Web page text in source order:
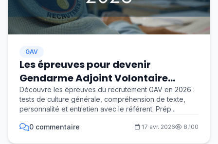
GAV
Les épreuves pour devenir
Gendarme Adjoint Volontaire
(GAV) en 2026
Découvre les épreuves du recrutement GAV en 2026 :
tests de culture générale, compréhension de texte,
personnalité et entretien avec le référent. Prép...
0 commentaire 17 avr. 2026 8,100